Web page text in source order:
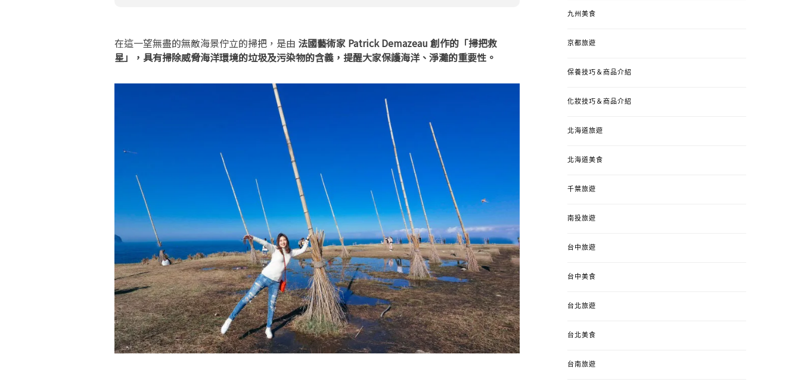
在這一望無盡的無敵海景佇立的掃把，是由 法國藝術家 Patrick Demazeau 創作的「掃把救
星」，具有掃除威脅海洋環境的垃圾及污染物的含義，提醒大家保護海洋、淨灘的重要性。
九州美食
京都旅遊
保養技巧＆商品介紹
化妝技巧＆商品介紹
北海道旅遊
北海道美食
千葉旅遊
南投旅遊
台中旅遊
台中美食
台北旅遊
台北美食
台南旅遊